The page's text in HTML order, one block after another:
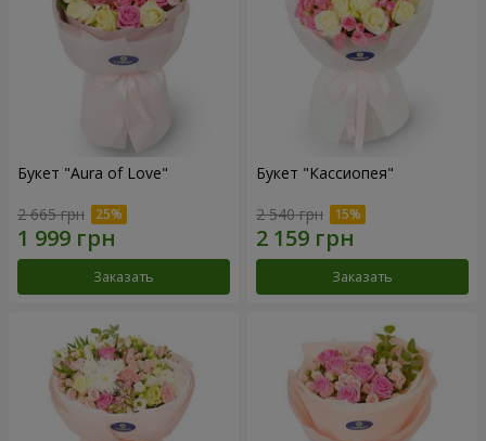
Букет "Aura of Love"
2 665 грн
Заказать
Букет "Кассиопея"
2 540 грн
Заказать